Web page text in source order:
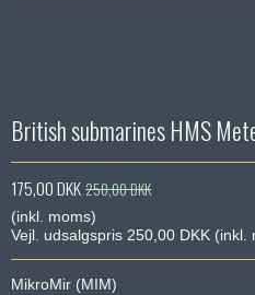
British submarines HMS
175,00 DKK250,00 DKK
(inkl. moms)
Vejl. udsalgspris 250,00 DKK (inkl.
MikroMir (MIM)